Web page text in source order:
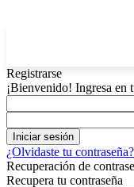
Registrarse
¡Bienvenido! Ingresa en
¿Olvidaste tu
Recuperación de
Recupera tu contraseña